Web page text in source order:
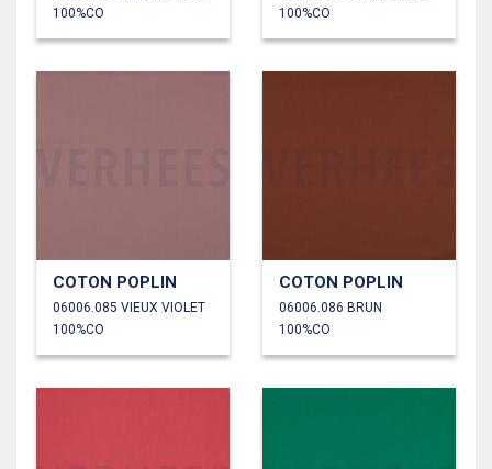
100%CO
100%CO
COTON POPLIN
06006.085 VIEUX VIOLET
100%CO
COTON POPLIN
06006.086 BRUN
100%CO